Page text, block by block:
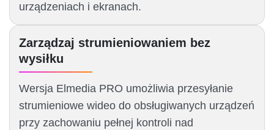
urządzeniach i ekranach.
Zarządzaj strumieniowaniem bez
wysiłku
Wersja Elmedia PRO umożliwia przesyłanie
strumieniowe wideo do obsługiwanych urządzeń
przy zachowaniu pełnej kontroli nad